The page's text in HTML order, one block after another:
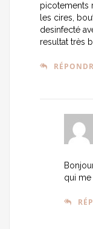
picotements
les cires,
desinfecté
resultat très
qui me